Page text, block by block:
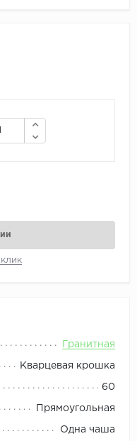
Гранитная
Кварцевая крошка
60
Прямоугольная
Одна чаша